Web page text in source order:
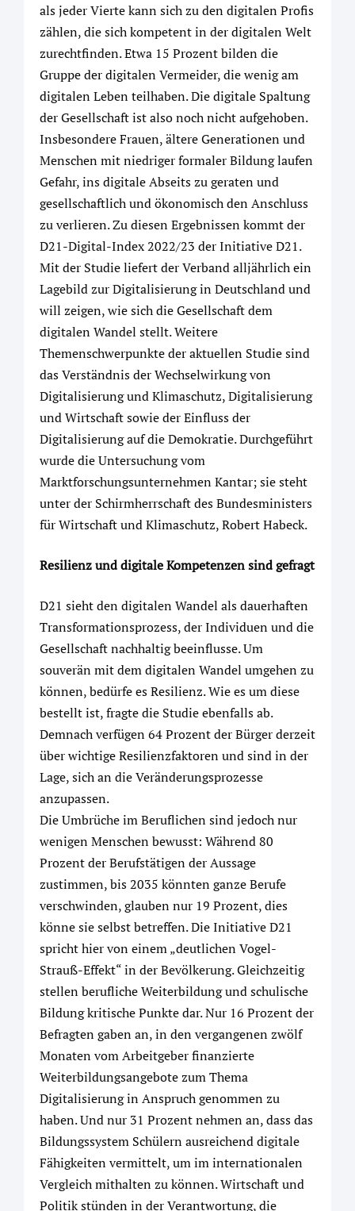
als jeder Vierte kann sich zu den digitalen Profis
zählen, die sich kompetent in der digitalen Welt
zurechtfinden. Etwa 15 Prozent bilden die
Gruppe der digitalen Vermeider, die wenig am
digitalen Leben teilhaben. Die digitale Spaltung
der Gesellschaft ist also noch nicht aufgehoben.
Insbesondere Frauen, ältere Generationen und
Menschen mit niedriger formaler Bildung laufen
Gefahr, ins digitale Abseits zu geraten und
gesellschaftlich und ökonomisch den Anschluss
zu verlieren. Zu diesen Ergebnissen kommt der
D21-Digital-Index 2022/23 der Initiative D21.
Mit der Studie liefert der Verband alljährlich ein
Lagebild zur Digitalisierung in Deutschland und
will zeigen, wie sich die Gesellschaft dem
digitalen Wandel stellt. Weitere
Themenschwerpunkte der aktuellen Studie sind
das Verständnis der Wechselwirkung von
Digitalisierung und Klimaschutz, Digitalisierung
und Wirtschaft sowie der Einfluss der
Digitalisierung auf die Demokratie. Durchgeführt
wurde die Untersuchung vom
Marktforschungsunternehmen Kantar; sie steht
unter der Schirmherrschaft des Bundesministers
für Wirtschaft und Klimaschutz, Robert Habeck.
Resilienz und digitale Kompetenzen sind gefragt
D21 sieht den digitalen Wandel als dauerhaften
Transformationsprozess, der Individuen und die
Gesellschaft nachhaltig beeinflusse. Um
souverän mit dem digitalen Wandel umgehen zu
können, bedürfe es Resilienz. Wie es um diese
bestellt ist, fragte die Studie ebenfalls ab.
Demnach verfügen 64 Prozent der Bürger derzeit
über wichtige Resilienzfaktoren und sind in der
Lage, sich an die Veränderungsprozesse
anzupassen.
Die Umbrüche im Beruflichen sind jedoch nur
wenigen Menschen bewusst: Während 80
Prozent der Berufstätigen der Aussage
zustimmen, bis 2035 könnten ganze Berufe
verschwinden, glauben nur 19 Prozent, dies
könne sie selbst betreffen. Die Initiative D21
spricht hier von einem „deutlichen Vogel-
Strauß-Effekt“ in der Bevölkerung. Gleichzeitig
stellen berufliche Weiterbildung und schulische
Bildung kritische Punkte dar. Nur 16 Prozent der
Befragten gaben an, in den vergangenen zwölf
Monaten vom Arbeitgeber finanzierte
Weiterbildungsangebote zum Thema
Digitalisierung in Anspruch genommen zu
haben. Und nur 31 Prozent nehmen an, dass das
Bildungssystem Schülern ausreichend digitale
Fähigkeiten vermittelt, um im internationalen
Vergleich mithalten zu können. Wirtschaft und
Politik stünden in der Verantwortung, die